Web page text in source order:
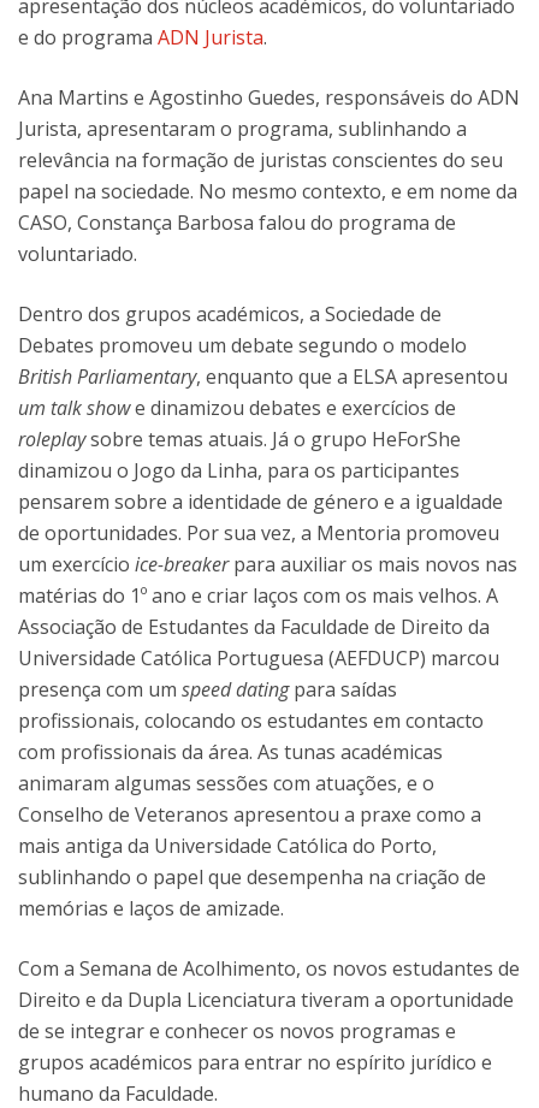
apresentação dos núcleos académicos, do voluntariado
e do programa ADN Jurista.
Ana Martins e Agostinho Guedes, responsáveis do ADN
Jurista, apresentaram o programa, sublinhando a
relevância na formação de juristas conscientes do seu
papel na sociedade. No mesmo contexto, e em nome da
CASO, Constança Barbosa falou do programa de
voluntariado.
Dentro dos grupos académicos, a Sociedade de
Debates promoveu um debate segundo o modelo
British Parliamentary, enquanto que a ELSA apresentou
um talk showe dinamizou debates e exercícios de
roleplaysobre temas atuais. Já o grupo HeForShe
dinamizou o Jogo da Linha, para os participantes
pensarem sobre a identidade de género e a igualdade
de oportunidades. Por sua vez, a Mentoria promoveu
um exercício ice-breakerpara auxiliar os mais novos nas
matérias do 1º ano e criar laços com os mais velhos. A
Associação de Estudantes da Faculdade de Direito da
Universidade Católica Portuguesa (AEFDUCP) marcou
presença com um speed datingpara saídas
profissionais, colocando os estudantes em contacto
com profissionais da área. As tunas académicas
animaram algumas sessões com atuações, e o
Conselho de Veteranos apresentou a praxe como a
mais antiga da Universidade Católica do Porto,
sublinhando o papel que desempenha na criação de
memórias e laços de amizade.
Com a Semana de Acolhimento, os novos estudantes de
Direito e da Dupla Licenciatura tiveram a oportunidade
de se integrar e conhecer os novos programas e
grupos académicos para entrar no espírito jurídico e
humano da Faculdade.